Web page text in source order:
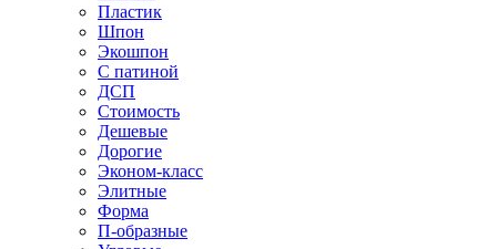
Пластик
Шпон
Экошпон
С патиной
ДСП
Стоимость
Дешевые
Дорогие
Эконом-класс
Элитные
Форма
П-образные